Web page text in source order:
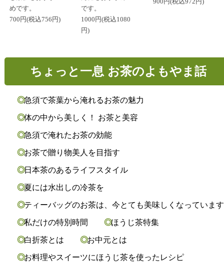
めです。
700円(税込756円)
です。
1000円(税込1080
円)
ちょっと一息 お茶のよもやま話
急須で茶葉から淹れるお茶の魅力
体の中から美しく！ お茶と美容
急須で淹れたお茶の効能
お茶で贈り物美人を目指す
日本茶のあるライフスタイル
夏には水出しの冷茶を
ティーバッグのお茶は、今とても美味しくなっています
私だけの特別時間 ほうじ茶特集
白折茶とは お中元とは
お料理やスイーツにほうじ茶を使ったレシピ